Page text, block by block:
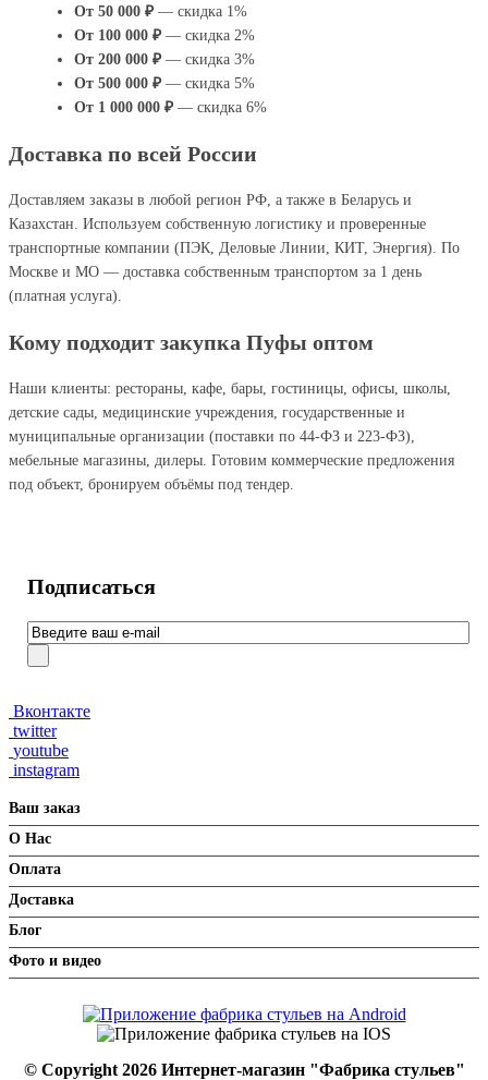
От 50 000 ₽ — скидка 1%
От 100 000 ₽ — скидка 2%
От 200 000 ₽ — скидка 3%
От 500 000 ₽ — скидка 5%
От 1 000 000 ₽ — скидка 6%
Доставка по всей России
Доставляем заказы в любой регион РФ, а также в Беларусь и
Казахстан. Используем собственную логистику и проверенные
транспортные компании (ПЭК, Деловые Линии, КИТ, Энергия). По
Москве и МО — доставка собственным транспортом за 1 день
(платная услуга).
Кому подходит закупка Пуфы оптом
Наши клиенты: рестораны, кафе, бары, гостиницы, офисы, школы,
детские сады, медицинские учреждения, государственные и
муниципальные организации (поставки по 44-ФЗ и 223-ФЗ),
мебельные магазины, дилеры. Готовим коммерческие предложения
под объект, бронируем объёмы под тендер.
Подписаться
Вконтакте
twitter
youtube
instagram
Ваш заказ
О Нас
Оплата
Доставка
Блог
Фото и видео
© Copyright 2026 Интернет-магазин "Фабрика стульев"